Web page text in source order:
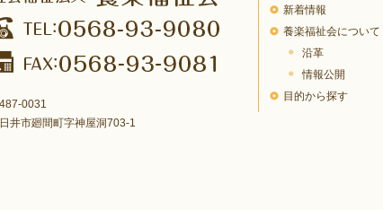
0031
井市廻間町字神屋洞703-1
新着情報
養楽福祉会について
沿革
情報公開
目的から探す